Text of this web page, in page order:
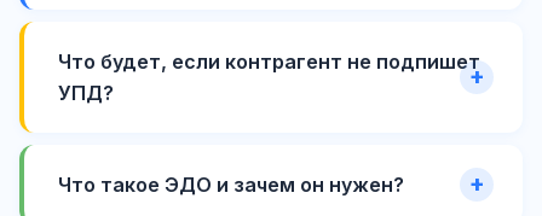
Что будет, если контрагент не подпишет
УПД?
Что такое ЭДО и зачем он нужен?